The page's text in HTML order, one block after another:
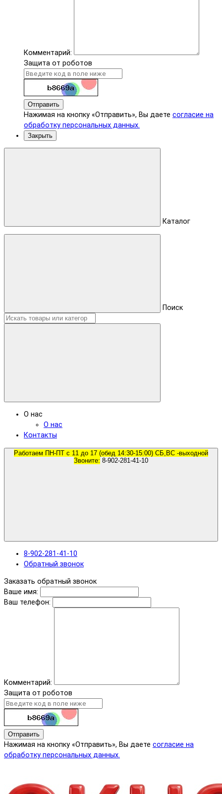
Комментарий:
Защита от роботов
Отправить
Нажимая на кнопку «Отправить», Вы даете согласие на
обработку персональных данных.
Закрыть
Каталог
Поиск
О нас
О нас
Контакты
Работаем ПН-ПТ с 11 до 17 (обед 14:30-15:00) СБ,ВС -выходной
Звоните:
8-902-281-41-10
Обратный звонок
Заказать обратный звонок
Ваше имя:
Ваш телефон:
Комментарий:
Защита от роботов
Отправить
Нажимая на кнопку «Отправить», Вы даете согласие на
обработку персональных данных.